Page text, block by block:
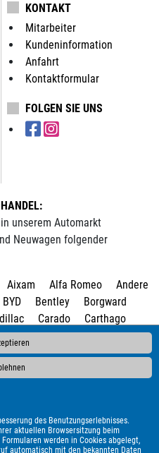
des Benutzungserlebnisses.
aktuellen Browsersitzung beim
werden in Cookies abgelegt,
automatisch mit den bekannten Daten
KONTAKT
Mitarbeiter
Kundeninformation
Anfahrt
Kontaktformular
FOLGEN SIE UNS
unserem Automarkt
Neuwagen folgender
Aixam Alfa Romeo
Andere
BYD Bentley
Borgward
Carado
Carthago
Clever Corvette
Cupra
Dacia
Dodge
Mobil
Itineo Iveco
JAC
Kia Knaus LMC
Lada